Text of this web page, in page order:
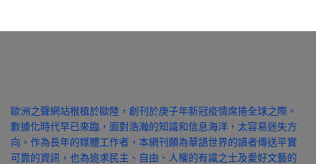
歐洲之聲網站根植於歐陸，創刊於庚子年新冠疫情席捲全球之際。
數據化時代早已來臨，面對浩瀚的知識和信息海洋，太容易迷失方
向。作為長年的媒體工作者，本網刊願為華語世界的讀者傳送平實
可靠的資訊，也為追求民主、自由、人權的有識之士及愛好文藝的